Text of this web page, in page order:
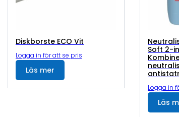
Diskborste ECO Vit
Logga in för att se pris
Läs mer
Soft 2-
Logga in
Läs